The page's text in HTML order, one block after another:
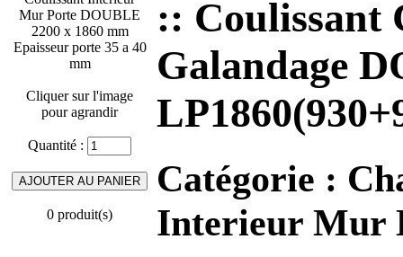
Cliquer sur l'image
pour agrandir
Quantité :
0 produit(s)
:: Coulissant
Galandage
Catégorie :
Interieur Mur